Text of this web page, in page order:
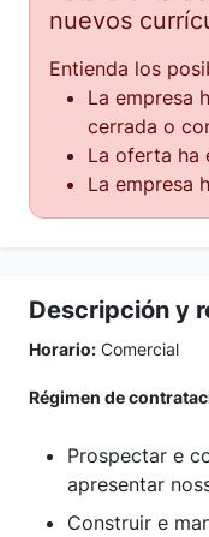
nuevos
Entienda los
La empresa
cerrada o
La oferta ha
La empresa
Descripción y
Horario: Comercial
Régimen de
Prospectar e
apresentar
Construir e